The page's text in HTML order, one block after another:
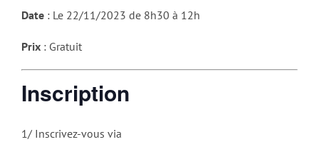
Date : Le 22/11/2023 de 8h30 à 12h
Prix : Gratuit
Inscription
1/ Inscrivez-vous via